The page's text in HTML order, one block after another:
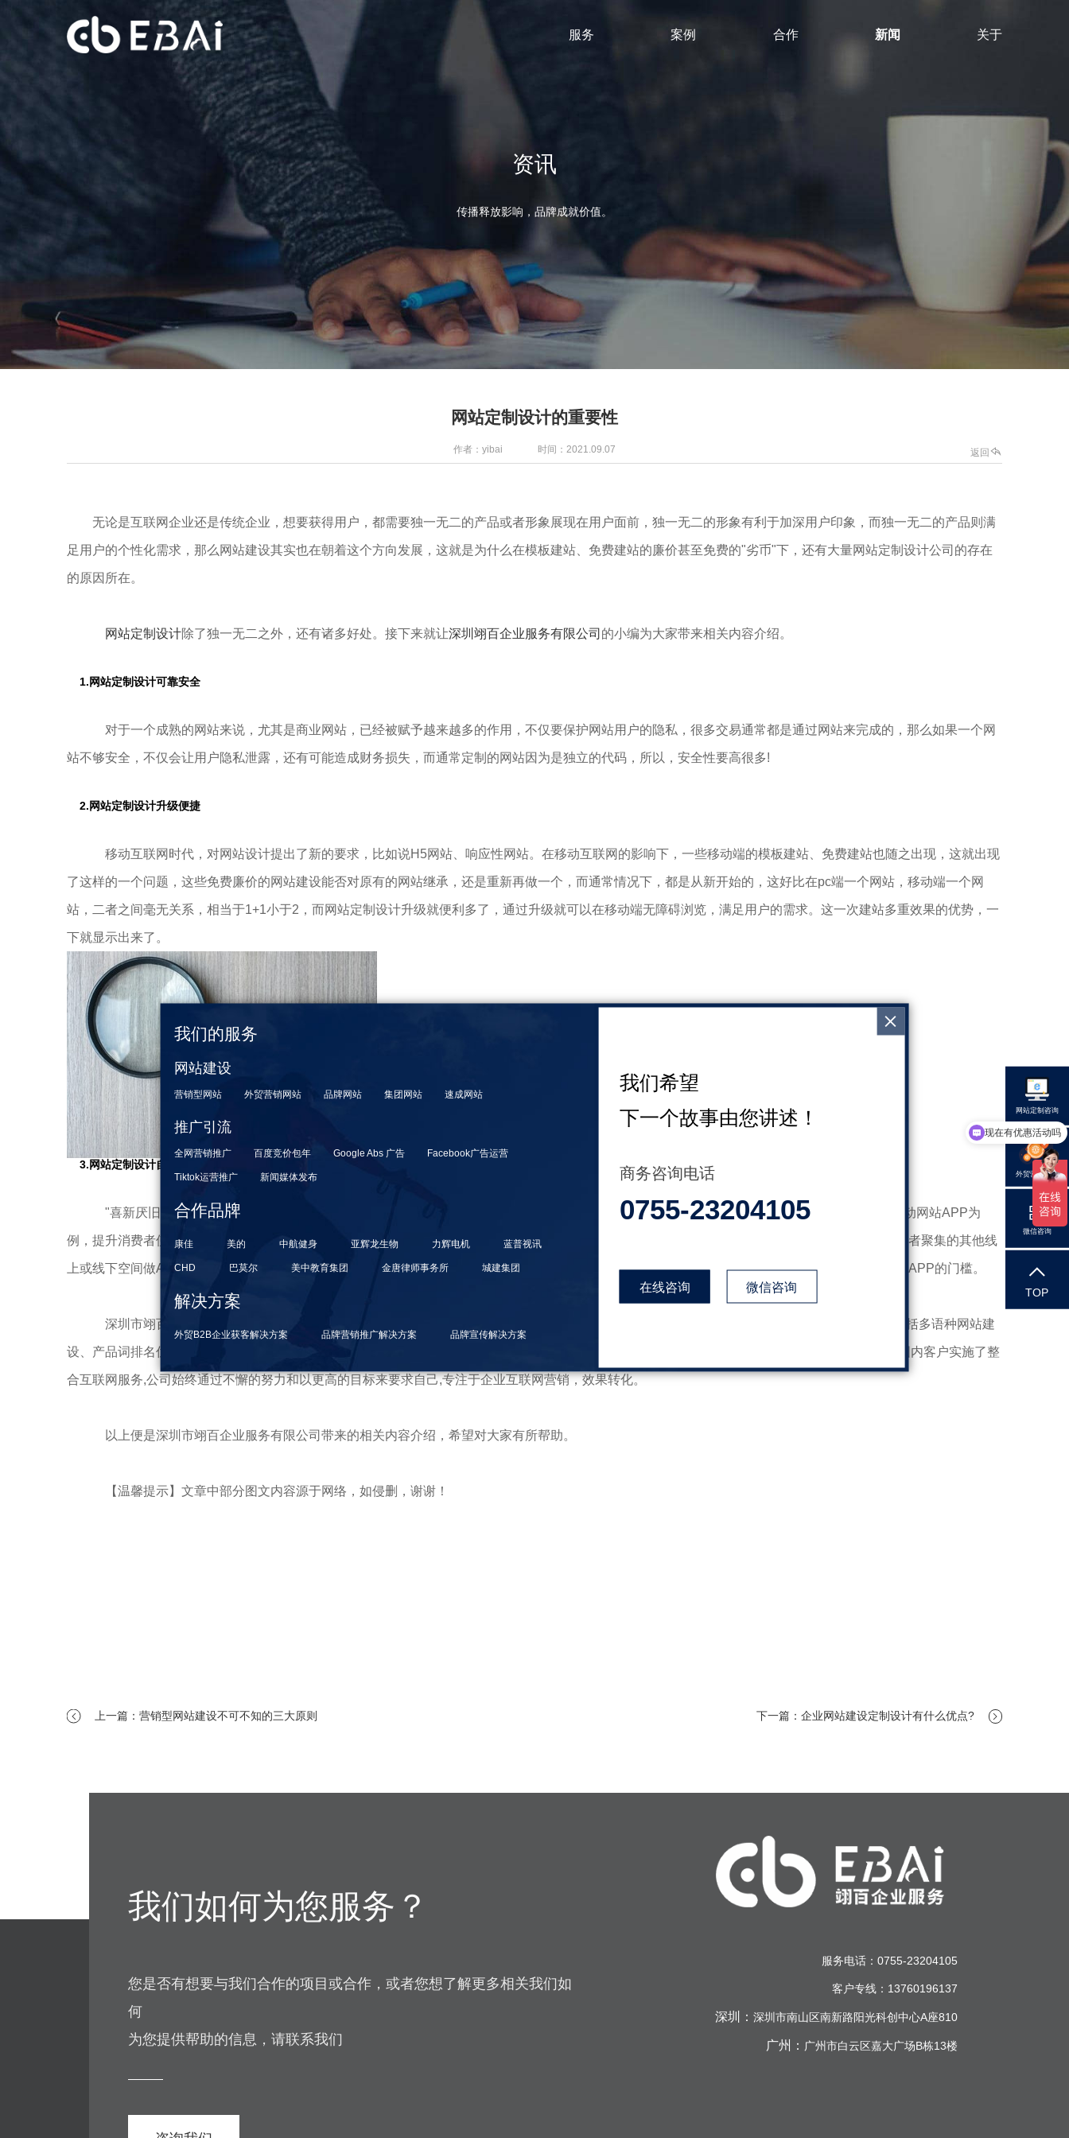
服务 案例 合作 新闻 关于
资讯
传播释放影响，品牌成就价值。
网站定制设计的重要性
作者：yibai 时间：2021.09.07 返回
无论是互联网企业还是传统企业，想要获得用户，都需要独一无二的产品或者形象展现在用户面前，独一无二的形象有利于加深用户印象，而独一无二的产品则满
足用户的个性化需求，那么网站建设其实也在朝着这个方向发展，这就是为什么在模板建站、免费建站的廉价甚至免费的"劣币"下，还有大量网站定制设计公司的存在
的原因所在。
网站定制设计除了独一无二之外，还有诸多好处。接下来就让深圳翊百企业服务有限公司 的小编为大家带来相关内容介绍。
1.网站定制设计可靠安全
对于一个成熟的网站来说，尤其是商业网站，已经被赋予越来越多的作用，不仅要保护网站用户的隐私，很多交易通常都是通过网站来完成的，那么如果一个网
站不够安全，不仅会让用户隐私泄露，还有可能造成财务损失，而通常定制的网站因为是独立的代码，所以，安全性要高很多!
2.网站定制设计升级便捷
移动互联网时代，对网站设计提出了新的要求，比如说H5网站、响应性网站。在移动互联网的影响下，一些移动端的模板建站、免费建站也随之出现，这就出现
了这样的一个问题，这些免费廉价的网站建设能否对原有的网站继承，还是重新再做一个，而通常情况下，都是从新开始的，这好比在pc端一个网站，移动端一个网
站，二者之间毫无关系，相当于1+1小于2，而网站定制设计升级就便利多了，通过升级就可以在移动端无障碍浏览，满足用户的需求。这一次建站多重效果的优势，一
下就显示出来了。
3.网站定制设计自我效能优化
"喜新厌旧"是人的共性，只有不断有新意，才能增加用户的黏性，很多时候说出的创新，其实更多的是推出新的产品，满足用户新的需求。以移动网站APP为
例，提升消费者使用移动电商APP效率和效用，无形中即培养了消费者的使用习惯。而为了降低消费者对产品的认知门槛，通过在APP市场和大量消费者聚集的其他线
上或线下空间做APP曝光，使消费者获得尽可能多的渠道了解APP相关资讯，并能随时随地进行下载和使用。能够降低消费者使用和认知企业移动电商APP的门槛。
深圳市翊百企业服务有限公司(简称“翊百”）是一家专注互联网服务整合技术服务商，专业从事网络营销、定制开发平台、小程序、商城服务，包括多语种网站建
设、产品词排名优化、海外搜索引擎广告投放、（google、bing、yandex、facebook），商标注册，版权登记，知识产权保护等服务，成功地为众多国内客户实施了整
合互联网服务,公司始终通过不懈的努力和以更高的目标来要求自己,专注于企业互联网营销，效果转化。
以上便是深圳市翊百企业服务有限公司带来的相关内容介绍，希望对大家有所帮助。
【温馨提示】文章中部分图文内容源于网络，如侵删，谢谢！
上一篇：营销型网站建设不可不知的三大原则 下一篇：企业网站建设定制设计有什么优点?
我们如何为您服务？
您是否有想要与我们合作的项目或合作，或者您想了解更多相关我们如
何
为您提供帮助的信息，请联系我们
服务电话：0755-23204105
客户专线：13760196137
深圳： 深圳市南山区南新路阳光科创中心A座810
广州： 广州市白云区嘉大广场B栋13楼
网站定制咨询
外贸营销咨询
微信咨询
TOP
我们的服务
网站建设
营销型网站 外贸营销网站 品牌网站 集团网站 速成网站
推广引流
全网营销推广 百度竞价包年 Google Abs 广告 Facebook广告运营
Tiktok运营推广 新闻媒体发布
合作品牌
康佳 美的 中航健身 亚辉龙生物 力辉电机 蓝普视讯
CHD 巴莫尔 美中教育集团 金唐律师事务所 城建集团
解决方案
外贸B2B企业获客解决方案 品牌营销推广解决方案 品牌宣传解决方案
我们希望
下一个故事由您讲述！
商务咨询电话
0755-23204105
在线咨询 微信咨询
现在有优惠活动吗